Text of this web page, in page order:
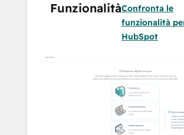
vengono sincronizzati man
si verificano.
FunzionalitàConfronta le
funzionalità
HubSpot